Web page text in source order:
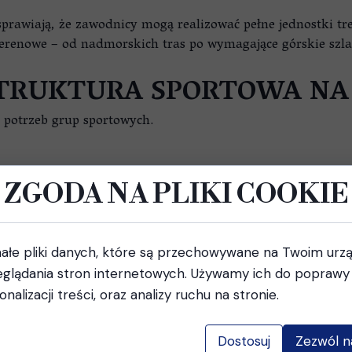
że zawodnicy mogą realizować pełne jednostki
– od nadmorskich tras po wymagające górskie
SPORTOWA
grup sportowych.
dodatkowe udogodnienia dla zawodników oraz
BIEGOWE I
ZGODA NA PLIKI COOKIE
pliki danych, które są przechowywane na Twoim
stron internetowych. Używamy ich do poprawy
treści, oraz analizy ruchu na stronie.
Dostosuj Zezwól